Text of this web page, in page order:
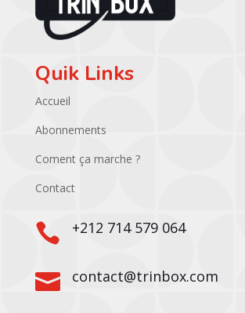
Quik Links
Accueil
Abonnements
Coment ça marche ?
Contact
 +212 714 579 064
 contact@trinbox.com